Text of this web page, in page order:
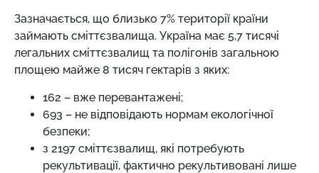
Зазначається, що близько 7% території країни
займають сміттєзвалища. Україна має 5,7 тисячі
легальних сміттєзвалищ та полігонів загальною
площею майже 8 тисяч гектарів з яких:
162 – вже перевантажені;
693 – не відповідають нормам екологічної
безпеки;
з 2197 сміттєзвалищ, які потребують
рекультивації, фактично рекультивовані лише